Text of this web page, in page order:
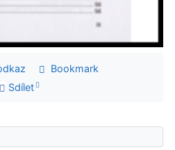
Bookmark
Sdílet